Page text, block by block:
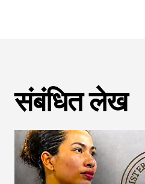
संबंधित लेख